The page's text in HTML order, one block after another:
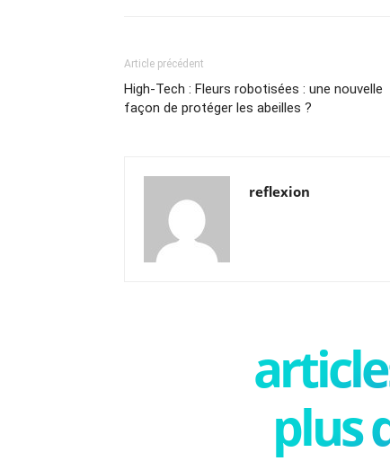
Article précédent
High-Tech : Fleurs robotisées : une nouvelle
façon de protéger les abeilles ?
reflexion
plus